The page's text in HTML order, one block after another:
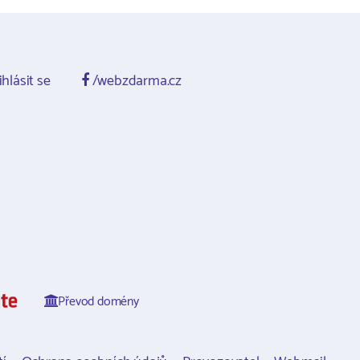
se /webzdarma.cz
Převod domény